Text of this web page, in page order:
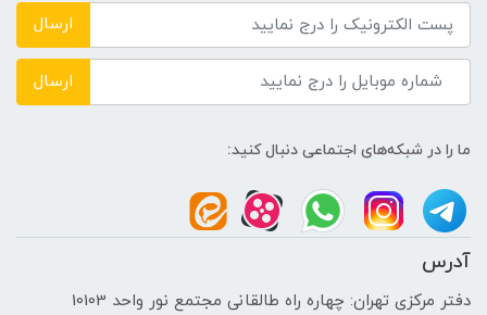
ارسال
ارسال
ما را در شبکه‌های اجتماعی دنبال کنید:
آدرس
دفتر مرکزی تهران: چهاره راه طالقانی مجتمع نور واحد 10103